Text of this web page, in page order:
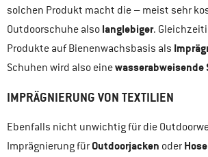
solchen Produkt macht die – meist sehr
Outdoorschuhe also langlebiger.
Produkte auf Bienenwachsbasis als
Schuhen wird also einewasserabweisende
IMPRÄGNIERUNG VON TEXTILIEN
Ebenfalls nicht unwichtig für die
Imprägnierung für Outdoorjacken oder